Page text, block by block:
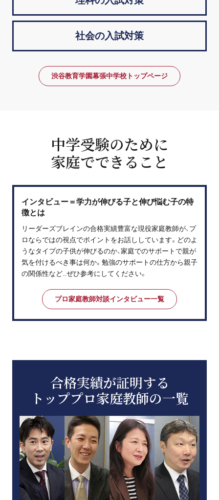
社会の入試対策
渋谷教育学園幕張中学校トップページ
中学受験のために
家庭でできること
インタビュー＝学力が伸びる子と伸び悩む子の特
徴とは
リーダーズブレインの合格実績豊富な現役家庭教師が、プ
ロならではの視点でポイントをお話ししています。どのよ
うなタイプの子供が伸びるのか、家庭でのサポートで親が
気を付けるべき事は何か。勉強のサポートの仕方から親子
の関係性など…ぜひ参考にしてください。
プロ家庭教師対談インタビュー一覧
合格実績が証明する
トッププロ家庭教師の一覧